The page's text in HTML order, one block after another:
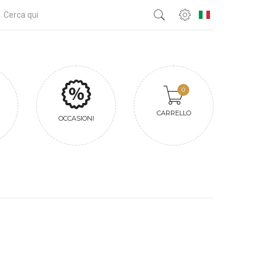
OCCASIONI
CARRELLO
0